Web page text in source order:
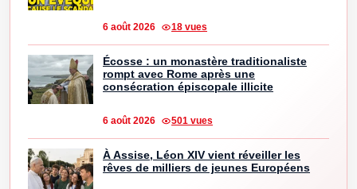
6 août 2026 18 vues
Écosse : un monastère traditionaliste
rompt avec Rome après une
consécration épiscopale illicite
6 août 2026 501 vues
À Assise, Léon XIV vient réveiller les
rêves de milliers de jeunes Européens